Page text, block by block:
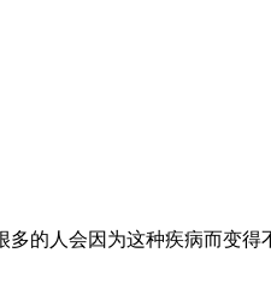
的人会因为这种疾病而变